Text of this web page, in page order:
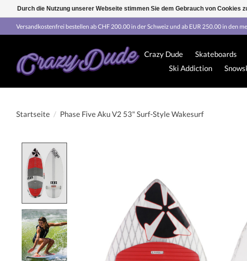
Versandkostenfrei bestellen ab CHF 200.00 in der Schweiz und ab EUR 250.00 in den
Crazy Dude Skateboards
Ski Addiction
Startseite / Phase Five Aku V2 53" Surf-Style Wakesurf
Durch die Nutzung unserer Webseite stimmen Sie dem Gebrauch von Cookies